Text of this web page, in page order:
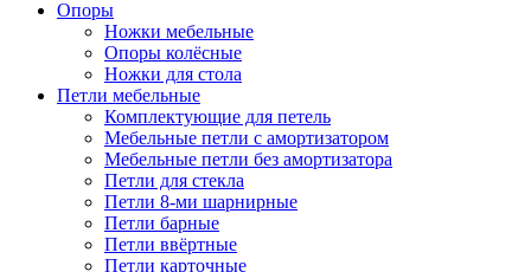
Опоры
Ножки мебельные
Опоры колёсные
Ножки для стола
Петли мебельные
Комплектующие для петель
Мебельные петли с амортизатором
Мебельные петли без амортизатора
Петли для стекла
Петли 8-ми шарнирные
Петли барные
Петли ввёртные
Петли карточные